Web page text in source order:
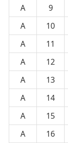
A
9
A
10
A
11
A
12
A
13
A
14
A
15
A
16